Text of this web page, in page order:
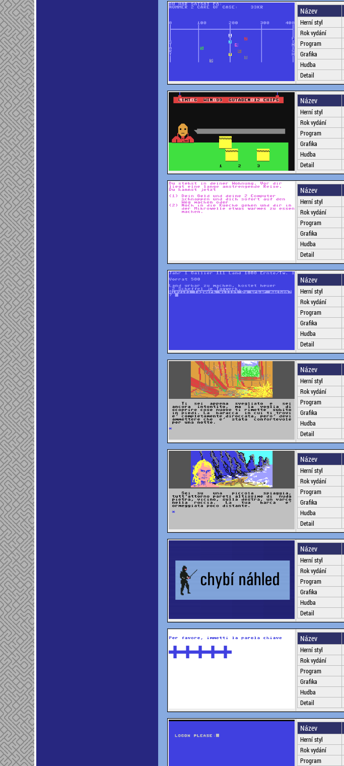
Název
Herní styl
Rok vydání
Program
Grafika
Hudba
Detail
Název
Herní styl
Rok vydání
Program
Grafika
Hudba
Detail
Název
Herní styl
Rok vydání
Program
Grafika
Hudba
Detail
Název
Herní styl
Rok vydání
Program
Grafika
Hudba
Detail
Název
Herní styl
Rok vydání
Program
Grafika
Hudba
Detail
Název
Herní styl
Rok vydání
Program
Grafika
Hudba
Detail
Název
Herní styl
Rok vydání
Program
Grafika
Hudba
Detail
Název
Herní styl
Rok vydání
Program
Grafika
Hudba
Detail
Název
Herní styl
Rok vydání
Program